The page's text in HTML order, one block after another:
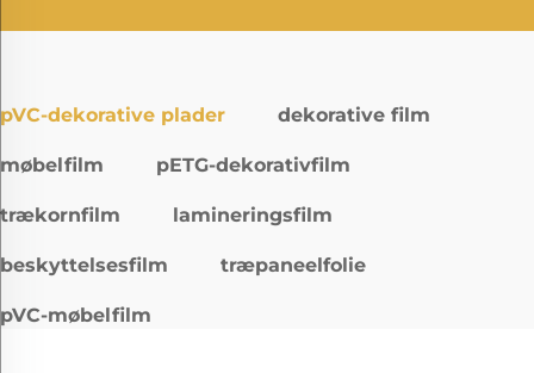
pVC-dekorative plader dekorative film
møbelfilm pETG-dekorativfilm
trækornfilm lamineringsfilm
beskyttelsesfilm træpaneelfolie
pVC-møbelfilm